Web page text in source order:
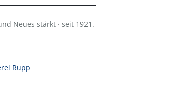
Neues stärkt · seit 1921.
Rupp